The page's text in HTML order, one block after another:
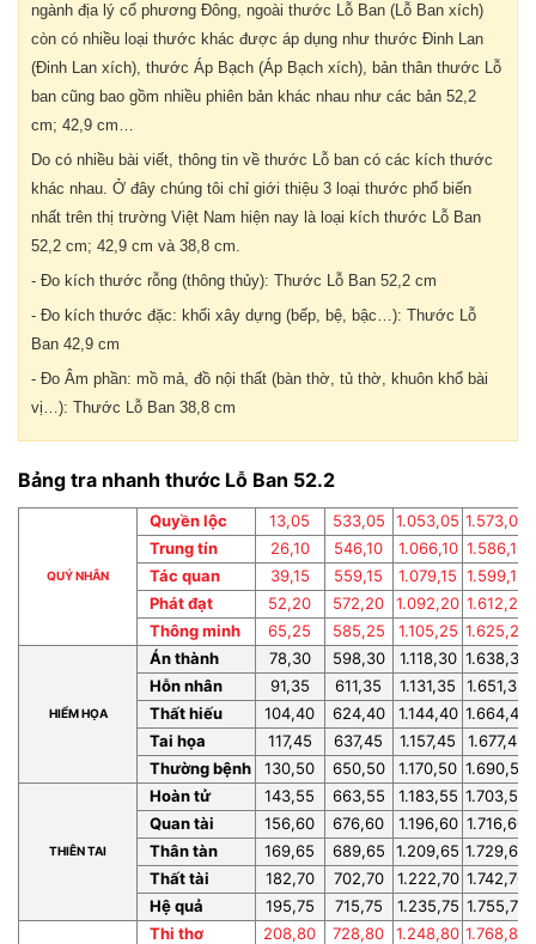
ngành địa lý cổ phương Đông, ngoài thước Lỗ Ban (Lỗ Ban xích)
còn có nhiều loại thước khác được áp dụng như thước Đinh Lan
(Đinh Lan xích), thước Áp Bạch (Áp Bạch xích), bản thân thước Lỗ
ban cũng bao gồm nhiều phiên bản khác nhau như các bản 52,2
cm; 42,9 cm…
Do có nhiều bài viết, thông tin về thước Lỗ ban có các kích thước
khác nhau. Ở đây chúng tôi chỉ giới thiệu 3 loại thước phổ biến
nhất trên thị trường Việt Nam hiện nay là loại kích thước Lỗ Ban
52,2 cm; 42,9 cm và 38,8 cm.
- Đo kích thước rỗng (thông thủy): Thước Lỗ Ban 52,2 cm
- Đo kích thước đặc: khối xây dựng (bếp, bệ, bậc…): Thước Lỗ
Ban 42,9 cm
- Đo Âm phần: mồ mả, đồ nội thất (bàn thờ, tủ thờ, khuôn khổ bài
vị…): Thước Lỗ Ban 38,8 cm
Bảng tra nhanh thước Lỗ Ban 52.2
QUÝ NHÂN
Quyền lộc
Trung tín
Tác quan
Phát đạt
Thông minh
HIỂM HỌA
Án thành
Hỗn nhân
Thất hiếu
Tai họa
Thường bệnh
THIÊN TAI
Hoàn tử
Quan tài
Thân tàn
Thất tài
Hệ quả
Thi thơ
13,05 533,05 1.053,05 1.573,05
26,10
546,10 1.066,10 1.586,10
39,15
559,15 1.079,15 1.599,15
52,20
572,20 1.092,20 1.612,20
65,25
585,25 1.105,25 1.625,25
78,30
598,30 1.118,30 1.638,30
91,35
611,35 1.131,35
1.651,35
104,40
624,40 1.144,40 1.664,40
117,45
637,45 1.157,45 1.677,45
130,50
650,50 1.170,50 1.690,50
143,55
663,55 1.183,55 1.703,55
156,60
676,60 1.196,60 1.716,60
169,65
689,65 1.209,65 1.729,65
182,70
702,70 1.222,70 1.742,70
195,75
715,75 1.235,75 1.755,75
208,80
728,80 1.248,80 1.768,80